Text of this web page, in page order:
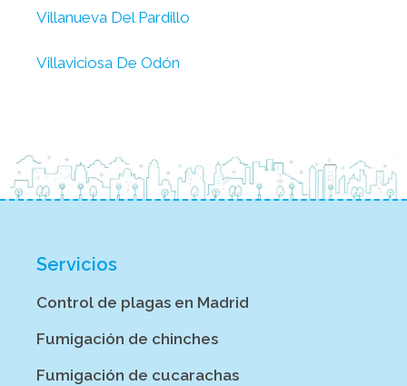
Villanueva Del Pardillo
Villaviciosa De Odón
Servicios
Control de plagas en Madrid
Fumigación de chinches
Fumigación de cucarachas